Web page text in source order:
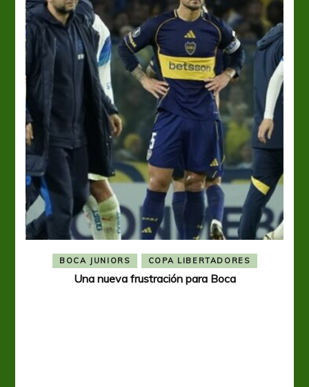
BOCA JUNIORS COPA LIBERTADORES
Una nueva frustración para Boca